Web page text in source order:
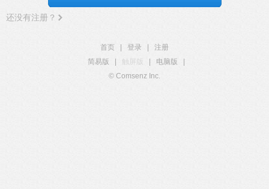
还没有注册？
首页 登录
注册
简易版
触屏版 电脑版
© Comsenz Inc.